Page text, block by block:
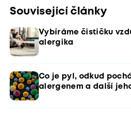
Související články
Vybíráme čističku
alergika
Co je pyl, odkud
alergenem a další